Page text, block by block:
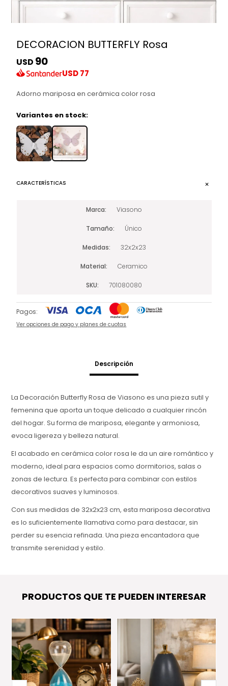
DECORACION BUTTERFLY Rosa
USD 90
USD77
Adorno mariposa en cerámica color rosa
Variantes en stock:
CARACTERÍSTICAS
Marca Viasono
Tamaño Único
Medidas 32x2x23
Material Ceramico
SKU 701080080
Pagos:
Ver opciones de pago y planes de cuotas
Descripción
La Decoración Butterfly Rosa de Viasono es una pieza sutil y
femenina que aporta un toque delicado a cualquier rincón
del hogar. Su forma de mariposa, elegante y armoniosa,
evoca ligereza y belleza natural.
El acabado en cerámica color rosa le da un aire romántico y
moderno, ideal para espacios como dormitorios, salas o
zonas de lectura. Es perfecta para combinar con estilos
decorativos suaves y luminosos.
Con sus medidas de 32x2x23 cm, esta mariposa decorativa
es lo suficientemente llamativa como para destacar, sin
perder su esencia refinada. Una pieza encantadora que
transmite serenidad y estilo.
PRODUCTOS QUE TE PUEDEN INTERESAR